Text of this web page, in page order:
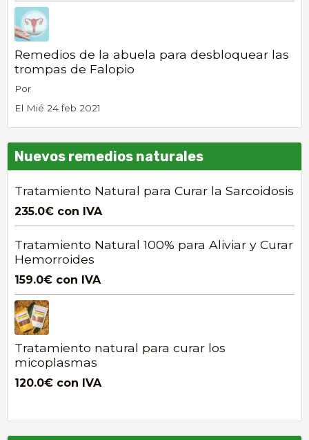
Remedios de la abuela para desbloquear las
trompas de Falopio
Por
El Mié 24 feb 2021
Nuevos remedios naturales
Tratamiento Natural para Curar la Sarcoidosis
235.0€ con IVA
Tratamiento Natural 100% para Aliviar y Curar
Hemorroides
159.0€ con IVA
Tratamiento natural para curar los
micoplasmas
120.0€ con IVA